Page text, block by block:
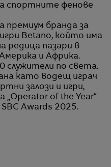
спортните фенове
премиум бранда за
Betano, който има
редица пазари в
и Африка.
служители по света.
като водещ играч
залози и игри,
of the Year“
Awards 2025.